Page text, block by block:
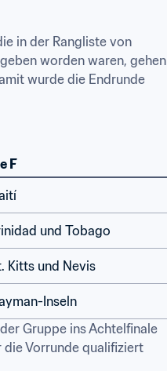
in der Rangliste von
worden waren, gehen
wurde die Endrunde
F
und Tobago
und Nevis
Inseln
Gruppe ins Achtelfinale
die Vorrunde qualifiziert